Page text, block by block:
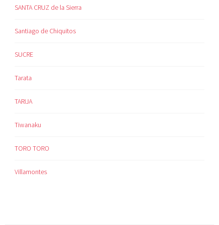
SANTA CRUZ de la Sierra
Santiago de Chiquitos
SUCRE
Tarata
TARIJA
Tiwanaku
TORO TORO
Villamontes